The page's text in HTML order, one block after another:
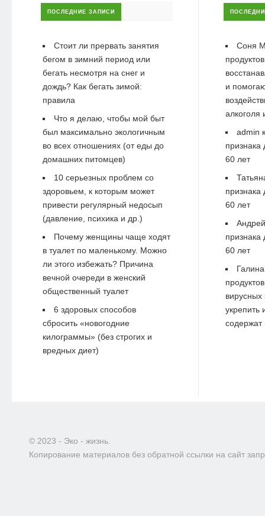
ПОСЛЕДНИЕ ЗАПИСИ
Стоит ли прервать занятия
бегом в зимний период или
бегать несмотря на снег и
дождь? Как бегать зимой:
правила
Что я делаю, чтобы мой быт
был максимально экологичным
во всех отношениях (от еды до
домашних питомцев)
10 серьезных проблем со
здоровьем, к которым может
привести регулярный недосып
(давление, психика и др.)
Почему женщины чаще ходят
в туалет по маленькому. Можно
ли этого избежать? Причина
вечной очереди в женский
общественный туалет
6 здоровых способов
сбросить «новогодние
килограммы» (без строгих и
вредных диет)
Соня
и
алкоголя
admin
60 лет
60 лет
Андрей
60 лет
Галина
вирусных
укрепить
содержат
© 2023 - Эко - жизнь.
Копирование материалов без обратной ссылки на сайт